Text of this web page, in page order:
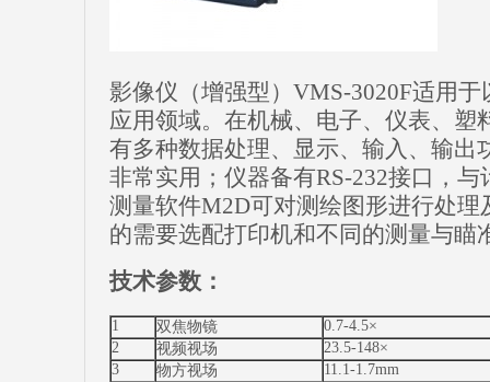
影像仪（增强型）VMS-3020F适用
应用领域。在机械、电子、仪表、塑
有多种数据处理、显示、输入、输出
非常实用；仪器备有RS-232接口，
测量软件M2D可对测绘图形进行处理
的需要选配打印机和不同的测量与瞄
技术参数：
1 双焦物镜
0.7-4.5×
2
视频视场
23.5-148×
3
物方视场
11.1-1.7mm